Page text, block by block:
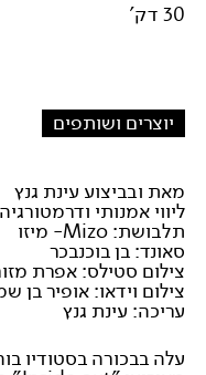
30 דק'
יוצרים ושותפים
מאת ובביצוע עינת גנץ
ליווי אמנותי
תלבושת: Mizo- מיזו
סאונד: בן בוכנבכר
צילום סטילס: אפרת
צילום וידאו: אופיר בן
עריכה: עינת גנץ
עלה בבכורה בסטודיו